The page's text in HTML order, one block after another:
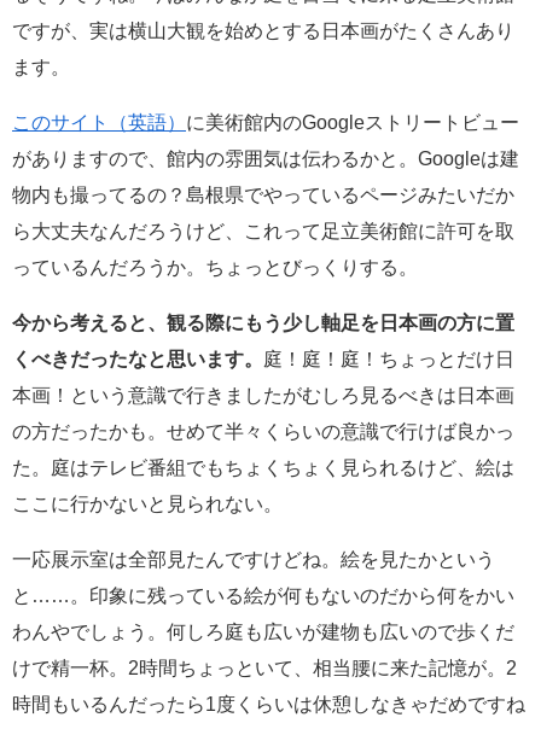
ですが、実は横山大観を始めとする日本画がたくさんあり
ます。
このサイト（英語） に美術館内のGoogleストリートビュー
がありますので、館内の雰囲気は伝わるかと。Googleは建
物内も撮ってるの？島根県でやっているページみたいだか
ら大丈夫なんだろうけど、これって足立美術館に許可を取
っているんだろうか。ちょっとびっくりする。
今から考えると、観る際にもう少し軸足を日本画の方に置
くべきだったなと思います。 庭！庭！庭！ちょっとだけ日
本画！という意識で行きましたがむしろ見るべきは日本画
の方だったかも。せめて半々くらいの意識で行けば良かっ
た。庭はテレビ番組でもちょくちょく見られるけど、絵は
ここに行かないと見られない。
一応展示室は全部見たんですけどね。絵を見たかという
と……。印象に残っている絵が何もないのだから何をかい
わんやでしょう。何しろ庭も広いが建物も広いので歩くだ
けで精一杯。2時間ちょっといて、相当腰に来た記憶が。2
時間もいるんだったら1度くらいは休憩しなきゃだめですね